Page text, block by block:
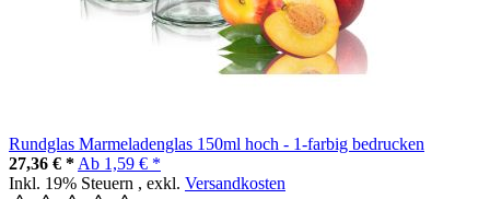
Rundglas Marmeladenglas 150ml hoch - 1-farbig bedrucken
27,36 € * Ab 1,59 € *
Inkl. 19% Steuern , exkl. Versandkosten